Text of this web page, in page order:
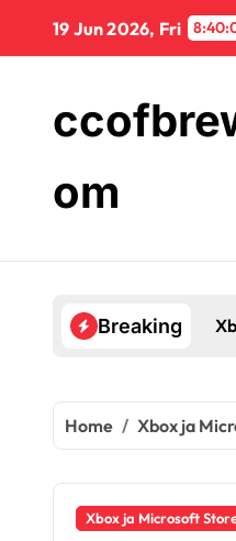
content
19 Jun 2026, Fri
om
Breaking
Tilin asetukset
Home Xbox ja
Xbox ja Microsoft